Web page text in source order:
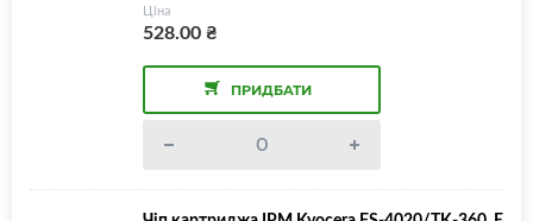
Ціна
528.00₴
ПРИДБАТИ